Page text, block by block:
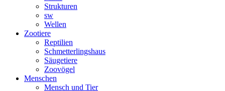
Strukturen
sw
Wellen
Zootiere
Reptilien
Schmetterlingshaus
Säugetiere
Zoovögel
Menschen
Mensch und Tier